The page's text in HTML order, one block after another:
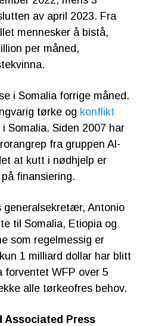
av april 2023. Fra
mennesker å bistå,
per måned,
i Somalia forrige måned.
tørke og konflikt
Somalia. Siden 2007 har
fra gruppen Al-
at kutt i nødhjelp er
finansiering.
generalsekretær, Antonio
til Somalia, Etiopia og
som regelmessig er
1 milliard dollar har blitt
forventet WFP over 5
alle tørkeofres behov.
Associated Press